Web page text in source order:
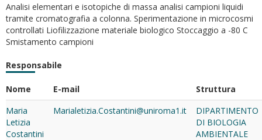
Analisi elementari e isotopiche di massa analisi campioni liquidi
tramite cromatografia a colonna. Sperimentazione in microcosmi
controllati Liofilizzazione materiale biologico Stoccaggio a -80 C
Smistamento campioni
Responsabile
Nome E-mail
Struttura
Maria
Letizia
Costantini
Marialetizia.Costantini@uniroma1.it
DIPARTIMENTO
DI BIOLOGIA
AMBIENTALE